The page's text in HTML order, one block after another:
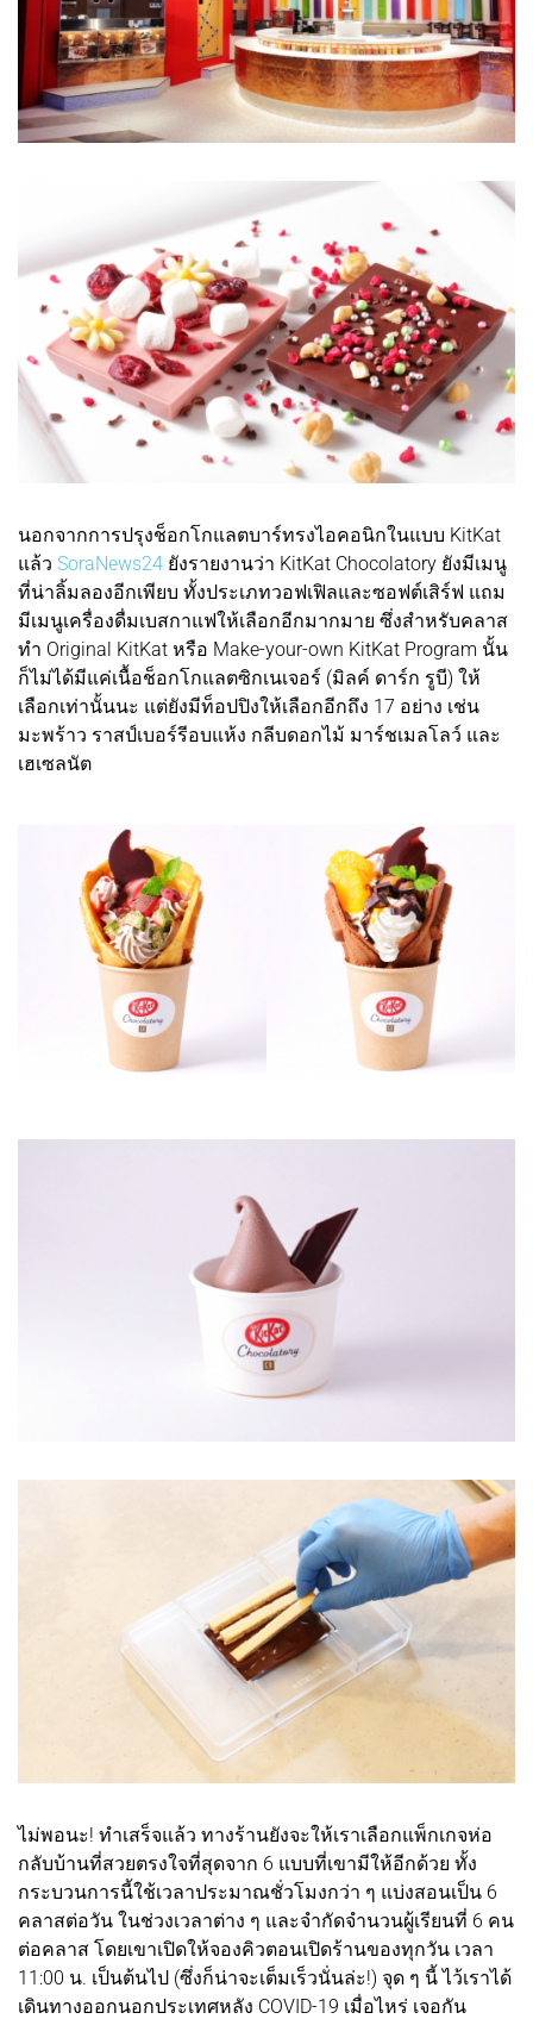
นอกจากการปรุงช็อกโกแลตบาร์ทรงไอคอนิกในแบบ KitKat
แล้ว SoraNews24 ยังรายงานว่า KitKat Chocolatory ยังมีเมนู
ที่น่าลิ้มลองอีกเพียบ ทั้งประเภทวอฟเฟิลและซอฟต์เสิร์ฟ แถม
มีเมนูเครื่องดื่มเบสกาแฟให้เลือกอีกมากมาย ซึ่งสำหรับคลาส
ทำ Original KitKat หรือ Make-your-own KitKat Program นั้น
ก็ไม่ได้มีแค่เนื้อช็อกโกแลตซิกเนเจอร์ (มิลค์ ดาร์ก รูบี) ให้
เลือกเท่านั้นนะ แต่ยังมีท็อปปิงให้เลือกอีกถึง 17 อย่าง เช่น
มะพร้าว ราสป์เบอร์รีอบแห้ง กลีบดอกไม้ มาร์ชเมลโลว์ และ
เฮเซลนัต
ไม่พอนะ! ทำเสร็จแล้ว ทางร้านยังจะให้เราเลือกแพ็กเกจห่อ
กลับบ้านที่สวยตรงใจที่สุดจาก 6 แบบที่เขามีให้อีกด้วย ทั้ง
กระบวนการนี้ใช้เวลาประมาณชั่วโมงกว่า ๆ แบ่งสอนเป็น 6
คลาสต่อวัน ในช่วงเวลาต่าง ๆ และจำกัดจำนวนผู้เรียนที่ 6 คน
ต่อคลาส โดยเขาเปิดให้จองคิวตอนเปิดร้านของทุกวัน เวลา
11:00 น. เป็นต้นไป (ซึ่งก็น่าจะเต็มเร็วนั่นล่ะ!) จุด ๆ นี้ ไว้เราได้
เดินทางออกนอกประเทศหลัง COVID-19 เมื่อไหร่ เจอกัน